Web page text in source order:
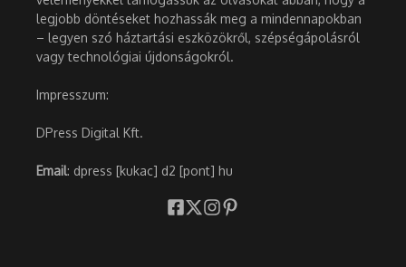
legjobb döntéseket hozhassák meg a mindennapokban
– legyen szó háztartási eszközökről, szépségápolásról
vagy technológiai újdonságokról.
Impresszum:
DPress Digital Kft.
Email: dpress [kukac] d2 [pont] hu